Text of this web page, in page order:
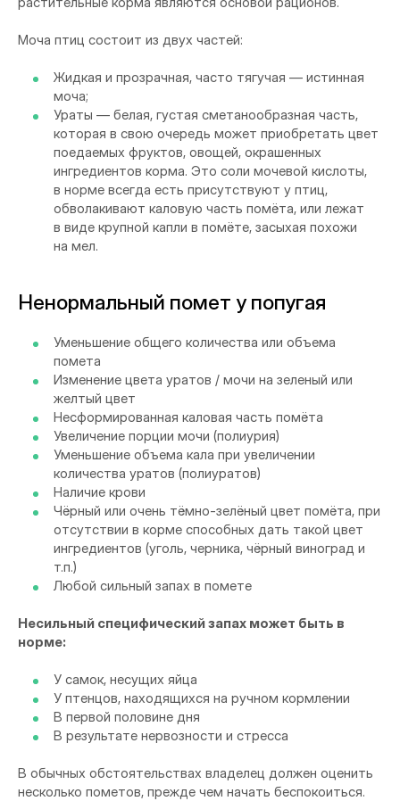
Моча птиц состоит из двух частей:
Жидкая и прозрачная, часто тягучая — истинная
моча;
Ураты — белая, густая сметанообразная часть,
которая в свою очередь может приобретать цвет
поедаемых фруктов, овощей, окрашенных
ингредиентов корма. Это соли мочевой кислоты,
в норме всегда есть присутствуют у птиц,
обволакивают каловую часть помёта, или лежат
в виде крупной капли в помёте, засыхая похожи
на мел.
Ненормальный помет у попугая
Уменьшение общего количества или объема
помета
Изменение цвета уратов / мочи на зеленый или
желтый цвет
Несформированная каловая часть помёта
Увеличение порции мочи (полиурия)
Уменьшение объема кала при увеличении
количества уратов (полиуратов)
Наличие крови
Чёрный или очень тёмно-зелёный цвет помёта, при
отсутствии в корме способных дать такой цвет
ингредиентов (уголь, черника, чёрный виноград и
т.п.)
Любой сильный запах в помете
Несильный специфический запах может быть в
норме:
У самок, несущих яйца
У птенцов, находящихся на ручном кормлении
В первой половине дня
В результате нервозности и стресса
В обычных обстоятельствах владелец должен оценить
несколько пометов, прежде чем начать беспокоиться.